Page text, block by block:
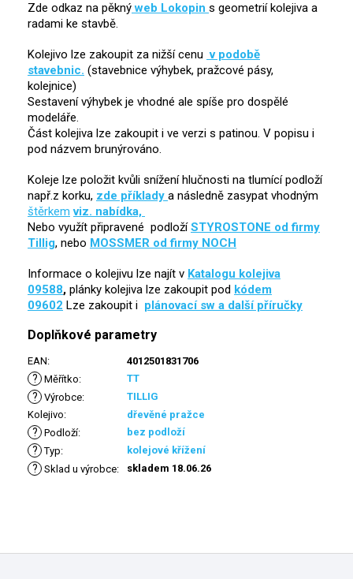
Zde odkaz na pěkný web Lokopin s geometrií kolejiva a
radami ke stavbě.
Kolejivo lze zakoupit za nižší cenu v podobě
stavebnic. (stavebnice výhybek, pražcové pásy,
kolejnice)
Sestavení výhybek je vhodné ale spíše pro dospělé
modeláře.
Část kolejiva lze zakoupit i ve verzi s patinou. V popisu i
pod názvem brunýrováno.
Koleje lze položit kvůli snížení hlučnosti na tlumící podloží
např.z korku, zde příklady a následně zasypat vhodným
štěrkem viz. nabídka,
Nebo využít připravené podloží STYROSTONE od firmy
Tillig, nebo MOSSMER od firmy NOCH
Informace o kolejivu lze najít v Katalogu kolejiva
09588, plánky kolejiva lze zakoupit pod kódem
09602 Lze zakoupit i plánovací sw a další příručky
Doplňkové parametry
EAN: 4012501831706
? Měřítko: TT
? Výrobce:
TILLIG
Kolejivo: dřevěné pražce
? Podloží: bez podloží
? Typ: kolejové křížení
? Sklad u výrobce: skladem 18.06.26